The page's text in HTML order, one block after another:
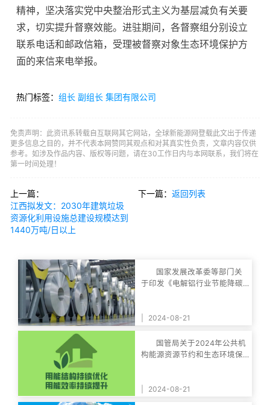
精神，坚决落实党中央整治形式主义为基层减负有关要
求，切实提升督察效能。进驻期间，各督察组分别设立
联系电话和邮政信箱，受理被督察对象生态环境保护方
面的来信来电举报。
热门标签： 组长 副组长 集团有限公司
免责声明：此资讯系转载自互联网其它网站，全球新能源网登载此文出于传递
更多信息之目的，并不代表本网赞同其观点和对其真实性负责，文章内容仅供
参考。如涉及作品内容、版权等问题，请在30工作日内与本网联系，我们将在
第一时间处理！
上一篇：
江西拟发文：2030年建筑垃圾
资源化利用设施总建设规模达到
1440万吨/日以上
下一篇： 返回列表
国家发展改革委等部门关
于印发《电解铝行业节能降碳
2024-08-21
国管局关于2024年公共机
构能源资源节约和生态环境保
2024-08-21